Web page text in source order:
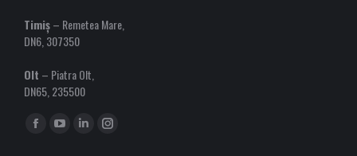
Timiș– Remetea Mare,
DN6, 307350
Olt – Piatra Olt,
DN65, 235500
Find us on:
FacebookYouTubeLinkedinInstagram